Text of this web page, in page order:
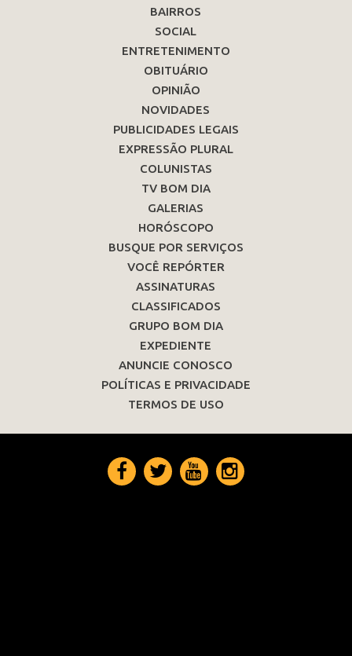
BAIRROS
SOCIAL
ENTRETENIMENTO
OBITUÁRIO
OPINIÃO
NOVIDADES
PUBLICIDADES LEGAIS
EXPRESSÃO PLURAL
COLUNISTAS
TV BOM DIA
GALERIAS
HORÓSCOPO
BUSQUE POR SERVIÇOS
VOCÊ REPÓRTER
ASSINATURAS
CLASSIFICADOS
GRUPO BOM DIA
EXPEDIENTE
ANUNCIE CONOSCO
POLÍTICAS E PRIVACIDADE
TERMOS DE USO